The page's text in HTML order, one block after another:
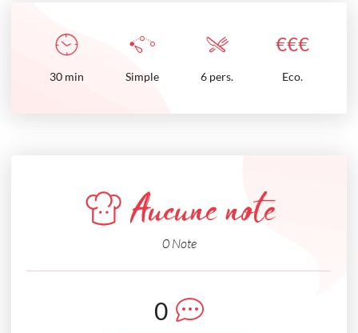
€€€
30 min Simple 6 pers. Eco.
Aucune note
0 Note
0